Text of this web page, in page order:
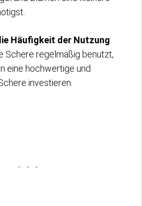
Häufigkeit der Nutzung:
Schere regelmäßig benutzt,
eine hochwertige und
investieren.